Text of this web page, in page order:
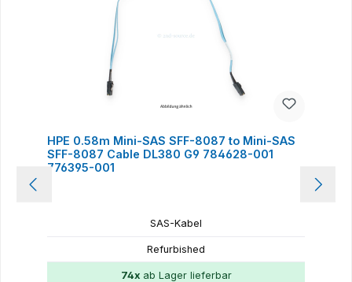
HPE 0.58m Mini-SAS SFF-8087 to Mini-SAS
SFF-8087 Cable DL380 G9 784628-001
776395-001
SAS-Kabel
Refurbished
74xab Lager lieferbar